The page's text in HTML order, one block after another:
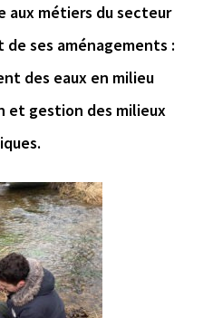
aux métiers du secteur
ses aménagements :
des eaux en milieu
et gestion des milieux